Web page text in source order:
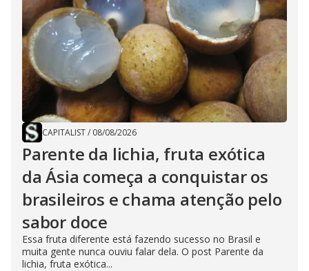
CAPITALIST/ 08/08/2026
Parente da lichia, fruta exótica
da Ásia começa a conquistar os
brasileiros e chama atenção pelo
sabor doce
Essa fruta diferente está fazendo sucesso no Brasil e
muita gente nunca ouviu falar dela. O post Parente da
lichia, fruta exótica...